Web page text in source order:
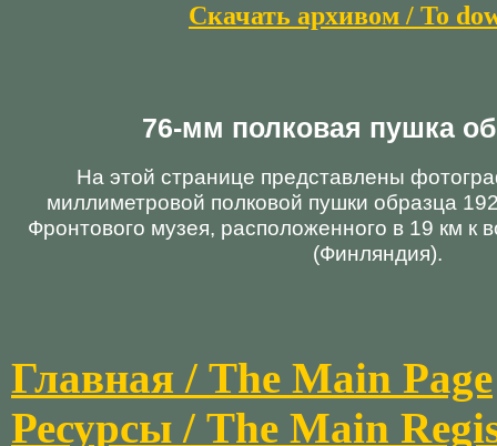
Скачать архивом / To
76-мм полковая пушка
На этой странице представлены
миллиметровой полковой пушки образца
Фронтового музея, расположенного в 19 км к
(Финляндия).
Главная / The Main Page
Ресурсы / The Main